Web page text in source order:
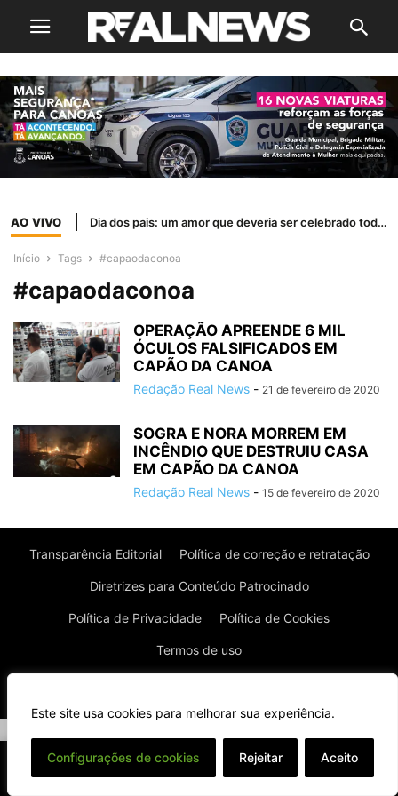
Este site usa cookies para melhorar sua experiência.
Configurações de cookies Rejeitar Aceito
AO VIVO Dia dos pais: um amor que deveria ser celebrado todos os dias
Início Tags #capaodaconoa
#capaodaconoa
OPERAÇÃO APREENDE 6 MIL
ÓCULOS FALSIFICADOS EM
CAPÃO DA CANOA
Redação Real News - 21 de fevereiro de 2020
SOGRA E NORA MORREM EM
INCÊNDIO QUE DESTRUIU CASA
EM CAPÃO DA CANOA
Redação Real News - 15 de fevereiro de 2020
Transparência Editorial Política de correção e retratação
Diretrizes para Conteúdo Patrocinado
Política de Privacidade Política de Cookies
Termos de uso